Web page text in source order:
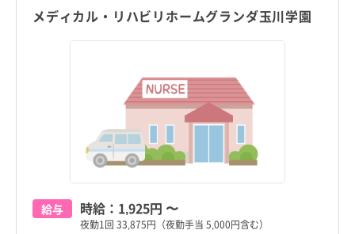
メディカル・リハビリホームグランダ玉川学園
給与 時給： 1,925円 〜
夜勤1回 33,875円（夜勤手当 5,000円含む）